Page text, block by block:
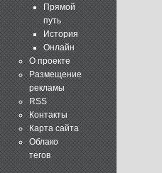
Прямой
путь
История
Онлайн
О проекте
Размещение
рекламы
RSS
Контакты
Карта сайта
Облако
тегов